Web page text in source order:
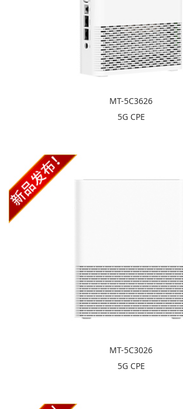
MT-5C3626
5G CPE
MT-5C3026
5G CPE